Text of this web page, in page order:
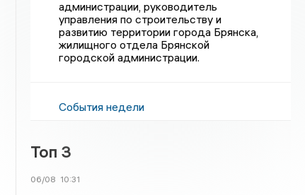
администрации, руководитель
управления по строительству и
развитию территории города Брянска,
жилищного отдела Брянской
городской администрации.
События недели
Топ 3
06/08 10:31